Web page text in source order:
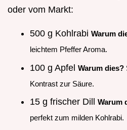
oder vom Markt:
500 g Kohlrabi Warum
leichtem Pfeffer Aroma.
100 g Apfel Warum dies?
Kontrast zur Säure.
15 g frischer Dill Warum
perfekt zum milden Kohlrabi.